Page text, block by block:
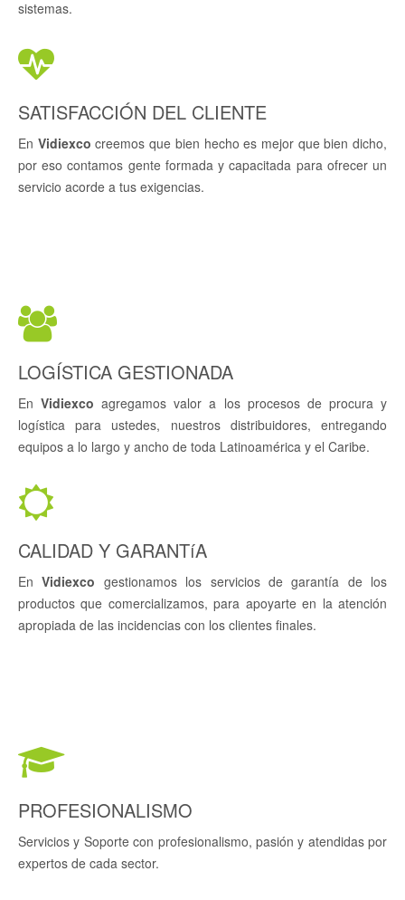
sistemas.
SATISFACCIÓN DEL CLIENTE
En Vidiexco creemos que bien hecho es mejor que bien dicho,
por eso contamos gente formada y capacitada para ofrecer un
servicio acorde a tus exigencias.
LOGÍSTICA GESTIONADA
EnVidiexco agregamos valor a los procesos de procura y
logística para ustedes, nuestros distribuidores, entregando
equipos a lo largo y ancho de toda Latinoamérica y el Caribe.
CALIDAD Y GARANTíA
EnVidiexco gestionamos los servicios de garantía de los
productos que comercializamos, para apoyarte en la atención
apropiada de las incidencias con los clientes finales.
PROFESIONALISMO
Servicios y Soporte con profesionalismo, pasión y atendidas por
expertos de cada sector.